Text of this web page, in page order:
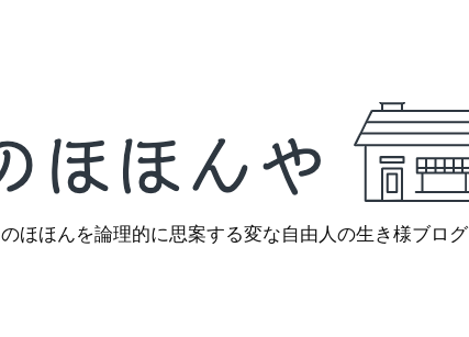
のほほんを論理的に思案する変な自由人の生き様ブログ